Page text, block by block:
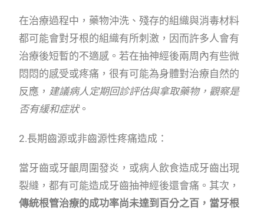
在治療過程中，藥物沖洗、殘存的組織與消毒材料
都可能會對牙根的組織有所刺激，因而許多人會有
治療後短暫的不適感。若在抽神經後兩周內有些微
悶悶的感受或疼痛，很有可能為身體對治療自然的
反應， 建議病人定期回診評估與拿取藥物，觀察是
否有緩和症狀。
2.長期齒源或非齒源性疼痛造成：
當牙齒或牙齦周圍發炎，或病人飲食造成牙齒出現
裂縫，都有可能造成牙齒抽神經後還會痛。其次，
傳統根管治療的成功率尚未達到百分之百，當牙根